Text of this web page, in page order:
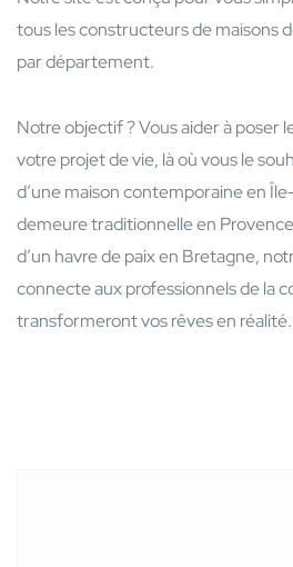
tous les constructeurs de maisons
par département.
Notre objectif ? Vous aider à poser
votre projet de vie, là où vous le
d’une maison contemporaine en
demeure traditionnelle en
d’un havre de paix en Bretagne,
connecte aux professionnels de la
transformeront vos rêves en réalité.